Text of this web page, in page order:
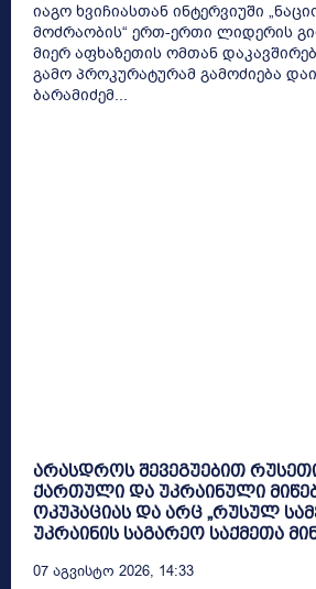
იაგო ხვიჩიასთან ინტერვიუში
მოძრაობის“ ერთ-ერთი ლიდერის
მიერ აფხაზეთის ომთან
გამო პროკურატურამ გამოძიება
ბარამიძემ...
არასდროს შევეგუებით
ქართული და უკრაინული
ოკუპაციას და არც „რუსულ
უკრაინის საგარეო საქმეთა
07 Აგვისტო 2026, 14:33